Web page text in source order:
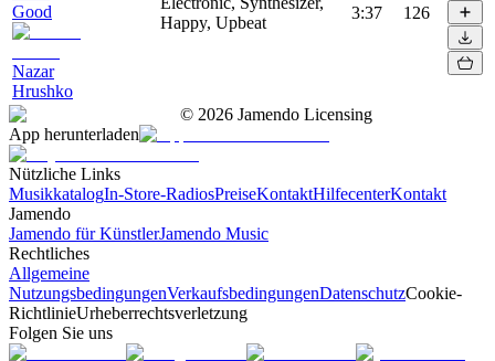
Good
Nazar
Hrushko
Happy, Upbeat
3:37 126
© 2026 Jamendo Licensing
App herunterladen
Nützliche Links
MusikkatalogIn-Store-RadiosPreiseKontaktHilfecenterKontakt
Jamendo
Jamendo für KünstlerJamendo Music
Rechtliches
Allgemeine
NutzungsbedingungenVerkaufsbedingungenDatenschutzCookie-
RichtlinieUrheberrechtsverletzung
Folgen Sie uns